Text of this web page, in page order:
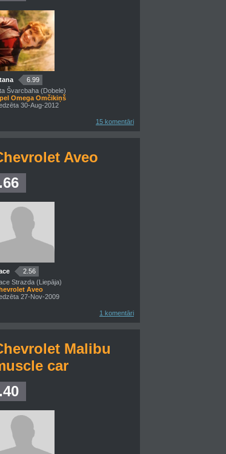
6.99
Švarcbaha (Dobele)
Omega Omčikiņš
30-Aug-2012
15 komentāri
Aveo
2.56
Strazda (Liepāja)
Aveo
27-Nov-2009
1 komentāri
Malibu
car